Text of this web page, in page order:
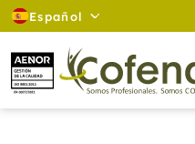
Español